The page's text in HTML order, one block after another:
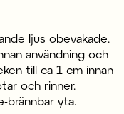
ljus obevakade.
användning och
till ca 1 cm innan
och rinner.
brännbar yta.